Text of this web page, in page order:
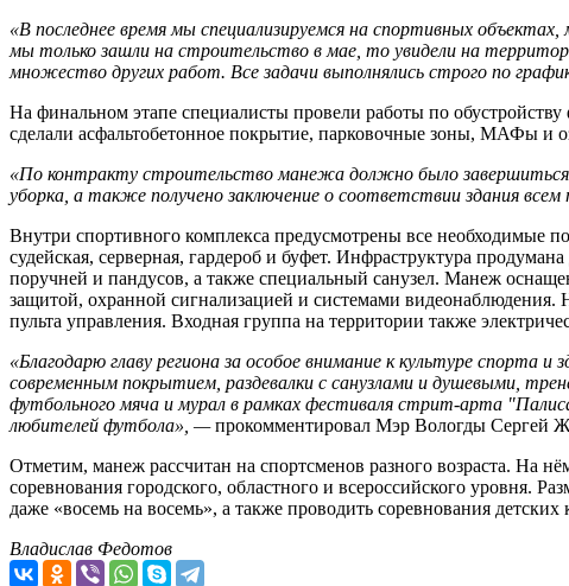
«В последнее время мы специализируемся на спортивных
мы только зашли на строительство в мае, то увидели на
множество других работ. Все задачи выполнялись строго по
На финальном этапе специалисты провели работы по
сделали асфальтобетонное покрытие, парковочные зоны, МАФы и
«По контракту строительство манежа должно было
уборка, а также получено заключение о соответствии здания всем
Внутри спортивного комплекса предусмотрены все необходимые
судейская, серверная, гардероб и буфет. Инфраструктура
поручней и пандусов, а также специальный санузел. Манеж
защитой, охранной сигнализацией и системами видеонаблюдения.
пульта управления. Входная группа на территории также
«Благодарю главу региона за особое внимание к культуре спорта
современным покрытием, раздевалки с санузлами и душевыми,
футбольного мяча и мурал в рамках фестиваля стрит-арта
любителей футбола», —прокомментировал Мэр Вологды Сергей
Отметим, манеж рассчитан на спортсменов разного возраста. На
соревнования городского, областного и всероссийского уровня.
даже «восемь на восемь», а также проводить соревнования
Владислав Федотов